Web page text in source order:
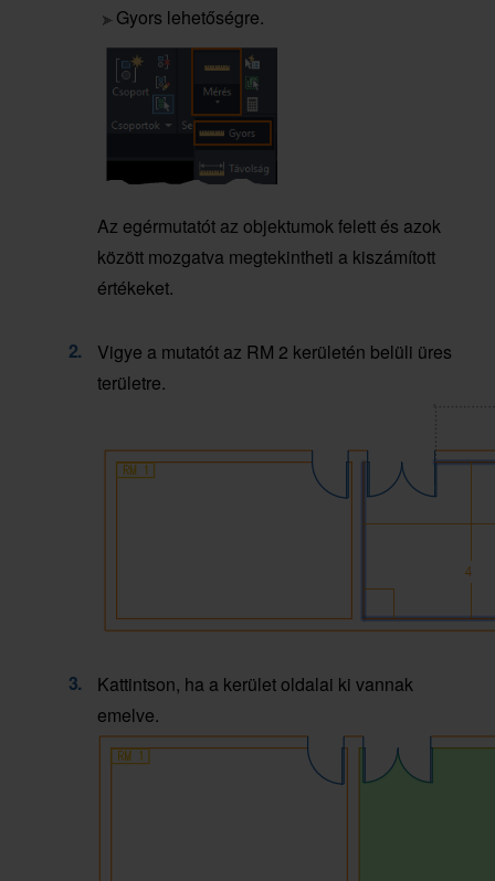
Gyors lehetőségre.
Az egérmutatót az objektumok felett és azok
között mozgatva megtekintheti a kiszámított
értékeket.
Vigye a mutatót az RM 2 kerületén belüli üres
területre.
Kattintson, ha a kerület oldalai ki vannak
emelve.